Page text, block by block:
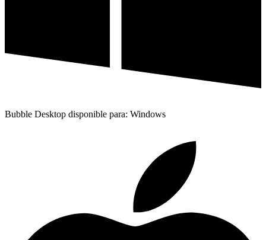
Bubble Desktop disponible para: Windows